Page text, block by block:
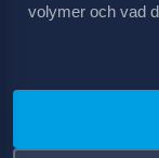
volymer och vad